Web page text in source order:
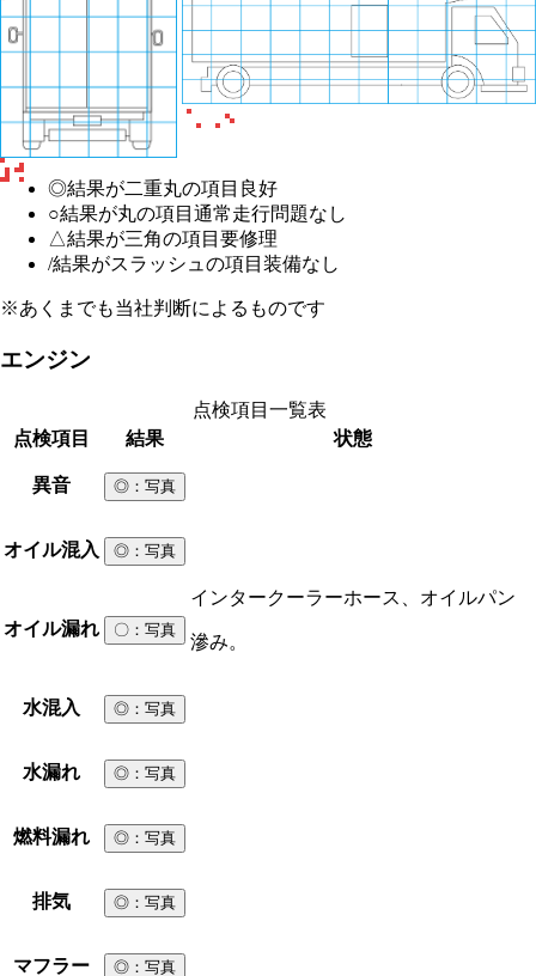
◎結果が二重丸の項目 良好
○結果が丸の項目 通常走行問題なし
△結果が三角の項目 要修理
/結果がスラッシュの項目 装備なし
※あくまでも当社判断によるものです
エンジン
点検項目一覧表
点検項目
結果 状態
異音 ◎ ：写真
オイル混入 ◎ ：写真
オイル漏れ 〇 ：写真
インタークーラーホース、オイルパン
滲み。
水混入 ◎ ：写真
水漏れ ◎ ：写真
燃料漏れ ◎ ：写真
排気 ◎ ：写真
マフラー ◎ ：写真